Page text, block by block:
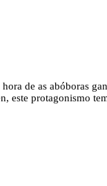
de as abóboras
este protagonismo